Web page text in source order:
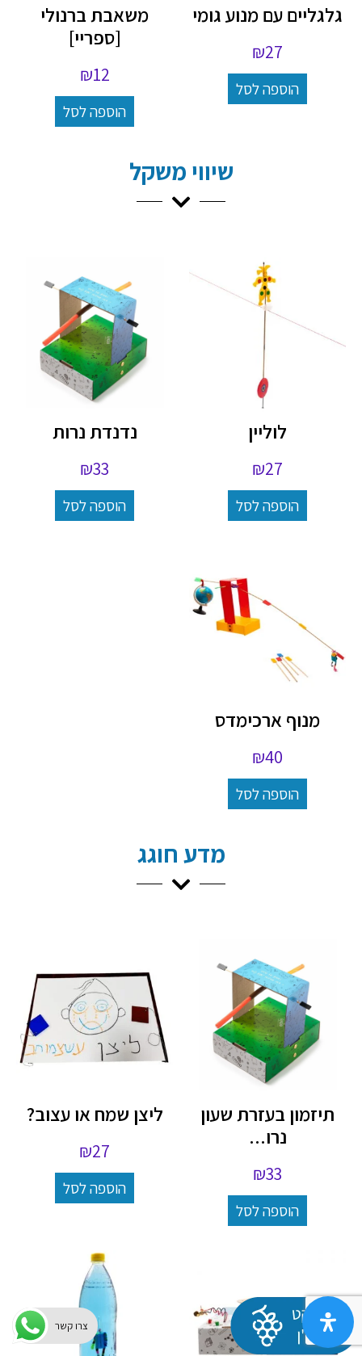
גלגליים עם מנוע גומי
₪27
הוספה לסל
משאבת ברנולי
[ספריי]
₪12
הוספה לסל
שיווי משקל
לוליין
₪27
הוספה לסל
נדנדת נרות
₪33
הוספה לסל
מנוף ארכימדס
₪40
הוספה לסל
מדע חוגג
תיזמון בעזרת שעון
נרו...
₪33
הוספה לסל
ליצן שמח או עצוב?
₪27
הוספה לסל
צרו קשר